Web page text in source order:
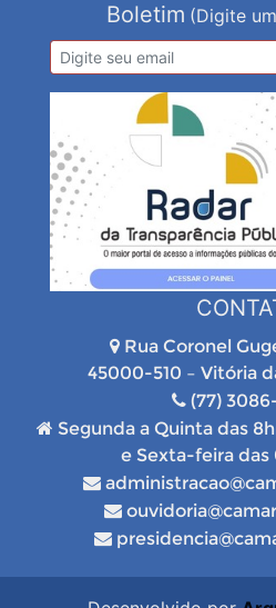
Boletim (Digite
Rua Coronel
45000-510 – Vitória
(77)
Segunda a Quinta das
e Sexta-feira das